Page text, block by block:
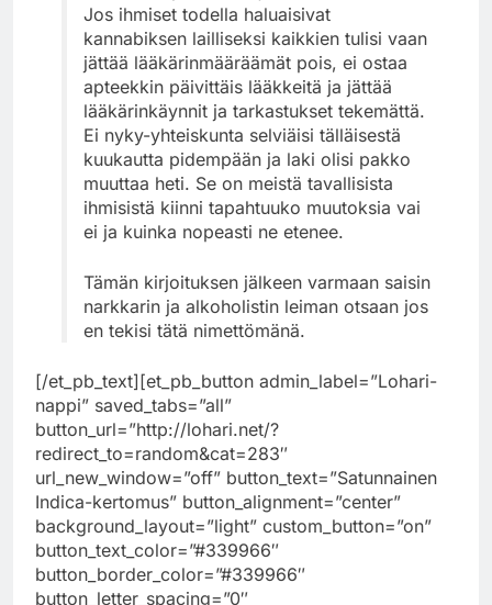
Jos ihmiset todella haluaisivat
kannabiksen lailliseksi kaikkien tulisi vaan
jättää lääkärinmääräämät pois, ei ostaa
apteekkin päivittäis lääkkeitä ja jättää
lääkärinkäynnit ja tarkastukset tekemättä.
Ei nyky-yhteiskunta selviäisi tälläisestä
kuukautta pidempään ja laki olisi pakko
muuttaa heti. Se on meistä tavallisista
ihmisistä kiinni tapahtuuko muutoksia vai
ei ja kuinka nopeasti ne etenee.
Tämän kirjoituksen jälkeen varmaan saisin
narkkarin ja alkoholistin leiman otsaan jos
en tekisi tätä nimettömänä.
[/et_pb_text][et_pb_button admin_label=”Lohari-
nappi” saved_tabs=”all”
button_url=”http://lohari.net/?
redirect_to=random&cat=283″
url_new_window=”off” button_text=”Satunnainen
Indica-kertomus” button_alignment=”center”
background_layout=”light” custom_button=”on”
button_text_color=”#339966″
button_border_color=”#339966″
button_letter_spacing=”0″